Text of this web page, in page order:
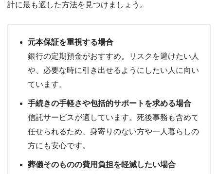
計に最も適した方法を見つけましょう。
元本保証を重視する場合
銀行の定期預金がおすすめ。リスクを避けたい人
や、必要な時に引き出せるようにしたい人に向い
ています。
手続きの手軽さや包括的サポートを求める場合
信託サービスが適しています。死後事務も含めて
任せられるため、身寄りのない方や一人暮らしの
方にも安心です。
葬儀そのものの費用負担を軽減したい場合